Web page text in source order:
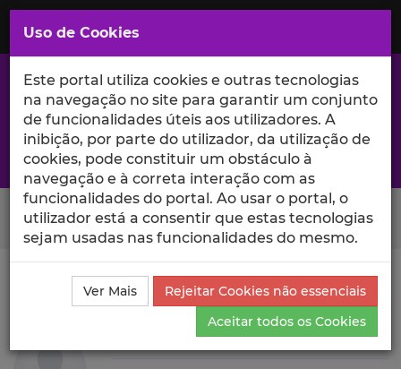
Saltar
para
Conteúdo
Principal
A excelência da investigação e ciência no Iscte
Search Button
Ciência_Iscte Autores
Carolina de Sousa
Produções Científicas e Citações
Carolina de Sousa
Uso de Cookies
Este portal utiliza cookies e outras tecnologias
na navegação no site para garantir um conjunto
de funcionalidades úteis aos utilizadores. A
inibição, por parte do utilizador, da utilização de
cookies, pode constituir um obstáculo à
navegação e à correta interação com as
funcionalidades do portal. Ao usar o portal, o
utilizador está a consentir que estas tecnologias
sejam usadas nas funcionalidades do mesmo.
Ver Mais
Rejeitar Cookies não essenciais
Aceitar todos os Cookies